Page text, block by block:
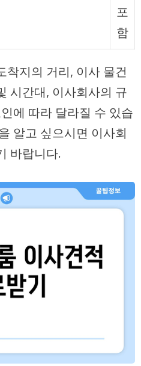
포
함
착지의 거리, 이사 물건
시간대, 이사회사의 규
에 따라 달라질 수 있습
알고 싶으시면 이사회
바랍니다.